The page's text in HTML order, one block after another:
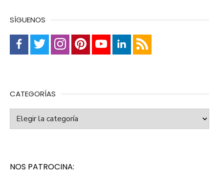
SÍGUENOS
CATEGORÍAS
Categorías
NOS PATROCINA: